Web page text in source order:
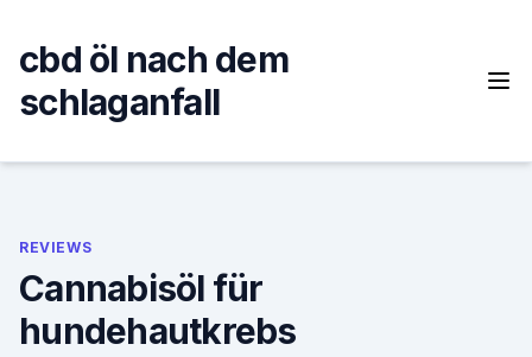
content
cbd öl nach dem
schlaganfall
REVIEWS
Cannabisöl für
hundehautkrebs